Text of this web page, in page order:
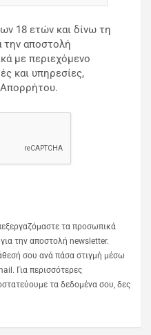
18 ετών και δίνω τη
την αποστολή
με περιεχόμενο
και υπηρεσίες,
τα προσωπικά
την αποστολή newsletter.
σου ανά πάσα στιγμή μέσω
Για περισσότερες
τα δεδομένα σου, δες